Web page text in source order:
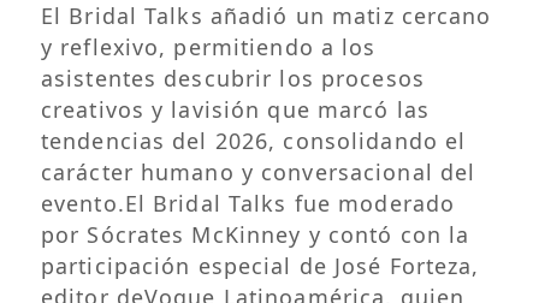
El Bridal Talks añadió un matiz cercano
y reflexivo, permitiendo a los
asistentes descubrir los procesos
creativos y lavisión que marcó las
tendencias del 2026, consolidando el
carácter humano y conversacional del
evento.El Bridal Talks fue moderado
por Sócrates McKinney y contó con la
participación especial de José Forteza,
editor deVogue Latinoamérica, quien